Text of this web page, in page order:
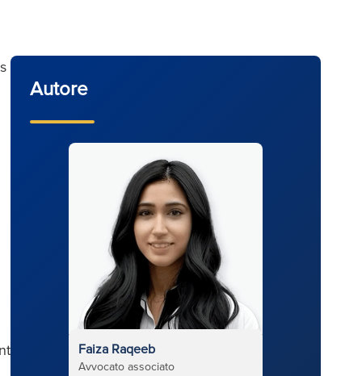
Autore
Faiza Raqeeb
Avvocato associato